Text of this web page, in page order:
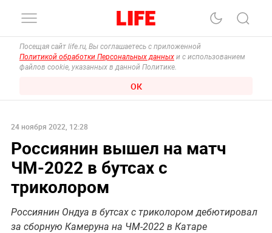
Посещая сайт life.ru, Вы соглашаетесь с приложенной
Политикой обработки Персональных данных и с использованием
файлов cookie, указанных в данной Политике.
ОК
24 ноября 2022, 12:28
Россиянин вышел на матч
ЧМ-2022 в бутсах с
триколором
Россиянин Ондуа в бутсах с триколором дебютировал
за сборную Камеруна на ЧМ-2022 в Катаре